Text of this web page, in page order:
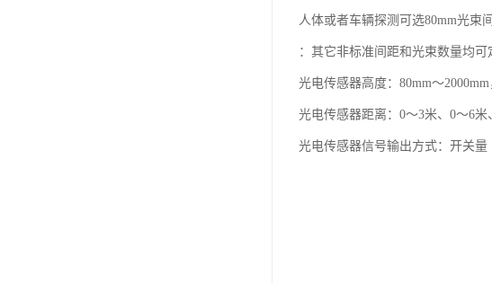
人体或者车辆探测可选80mm光
：其它非标准间距和光束数量均可
光电传感器高度：80mm～
光电传感器距离：0～3米、0～6米
光电传感器信号输出方式：开关量